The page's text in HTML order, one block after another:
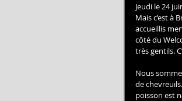
Jeudi le 24
Mais c’est à
accueillis
côté du
très gentils.
Nous
de
poisson est